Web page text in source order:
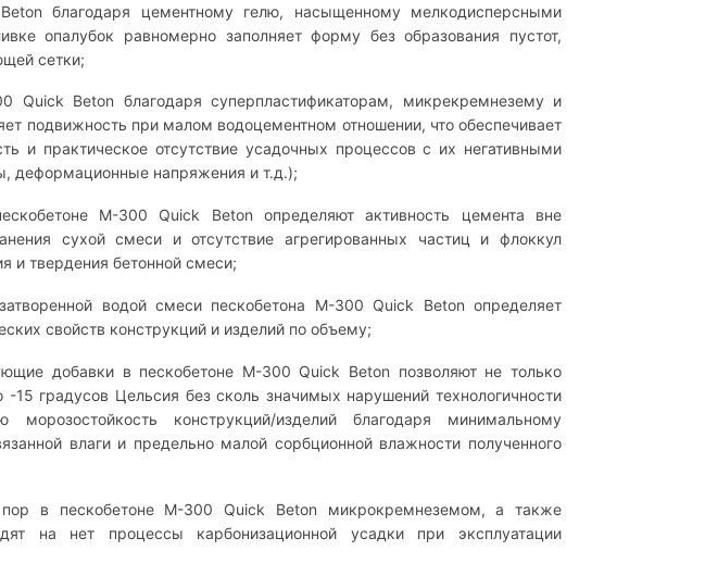
благодаря цементному гелю, насыщенному мелкодисперсными
опалубок равномерно заполняет форму без образования пустот,
сетки;
Quick Beton благодаря суперпластификаторам, микрекремнезему и
подвижность при малом водоцементном отношении, что обеспечивает
и практическое отсутствие усадочных процессов с их негативными
деформационные напряжения и т.д.);
М-300 Quick Beton определяют активность цемента вне
сухой смеси и отсутствие агрегированных частиц и флоккул
и твердения бетонной смеси;
водой смеси пескобетона М-300 Quick Beton определяет
свойств конструкций и изделий по объему;
добавки в пескобетоне М-300 Quick Beton позволяют не только
15 градусов Цельсия без сколь значимых нарушений технологичности
конструкций/изделий благодаря минимальному
влаги и предельно малой сорбционной влажности полученного
в пескобетоне М-300 Quick Beton микрокремнеземом, а также
на нет процессы карбонизационной усадки при эксплуатации